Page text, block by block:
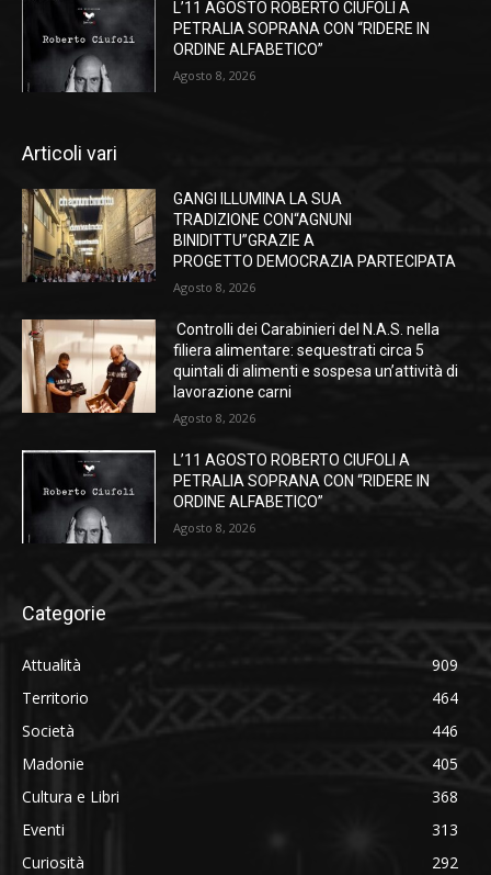
L’11 AGOSTO ROBERTO CIUFOLI A
PETRALIA SOPRANA CON “RIDERE IN
ORDINE ALFABETICO”
Agosto 8, 2026
Articoli vari
GANGI ILLUMINA LA SUA
TRADIZIONE CON“AGNUNI
BINIDITTU”GRAZIE A
PROGETTO DEMOCRAZIA PARTECIPATA
Agosto 8, 2026
Controlli dei Carabinieri del N.A.S. nella
filiera alimentare: sequestrati circa 5
quintali di alimenti e sospesa un’attività di
lavorazione carni
Agosto 8, 2026
L’11 AGOSTO ROBERTO CIUFOLI A
PETRALIA SOPRANA CON “RIDERE IN
ORDINE ALFABETICO”
Agosto 8, 2026
Categorie
Attualità
909
Territorio
464
Società
446
Madonie
405
Cultura e Libri
368
Eventi
313
Curiosità
292